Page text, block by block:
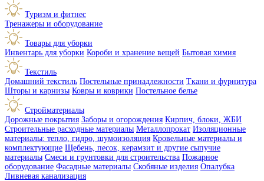
Туризм и фитнес
Тренажеры и оборудование
Товары для уборки
Инвентарь для уборки Короби и хранение вещей Бытовая химия
Текстиль
Домашний текстиль Постельные принадлежности Ткани и фурнитура
Шторы и карнизы Ковры и коврики Постельное белье
Стройматериалы
Дорожные покрытия Заборы и огорождения Кирпич, блоки, ЖБИ
Строительные расходные материалы Металлопрокат Изоляционные
материалы: тепло, гидро, шумоизоляция Кровельные материалы и
комплектующие Щебень, песок, керамзит и другие сыпучие
материалы Смеси и грунтовки для строительства Пожарное
оборудование Фасадные материалы Скобяные изделия Опалубка
Ливневая канализация